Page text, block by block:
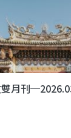
月刊